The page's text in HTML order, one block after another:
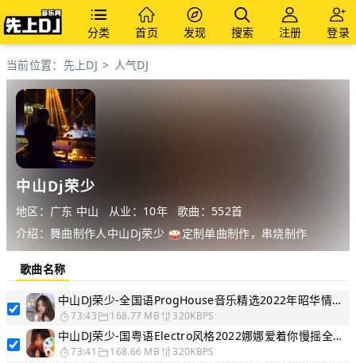
分类 首页 发现 搜索 注册 登录
当前位置： 先上DJ > 人气DJ
中山Dj荣少
地区：广东 中山 从业：10年
歌曲：552首
介绍：舞曲制作人中山Dj荣少 🥁定制单曲制作，串烧制作
歌曲名称
中山DJ荣少-全国语ProgHouse音乐精选2022年昭华情慢摇串烧
73:43 168.77 MB 320KBPS
中山DJ荣少-国粤语Electro风格2022娜娜爱着你慢摇全中文串烧
73:41 168.66 MB 320KBPS